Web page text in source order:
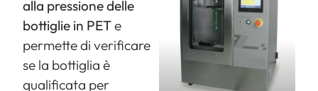
alla pressione delle
bottiglie in PETe
permette di verificare
se la bottiglia è
qualificata per